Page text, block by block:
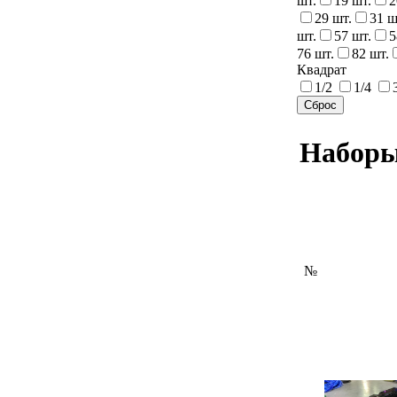
29 шт.
31
шт.
57 шт.
76 шт.
82 шт.
Квадрат
1/2
1/4
№